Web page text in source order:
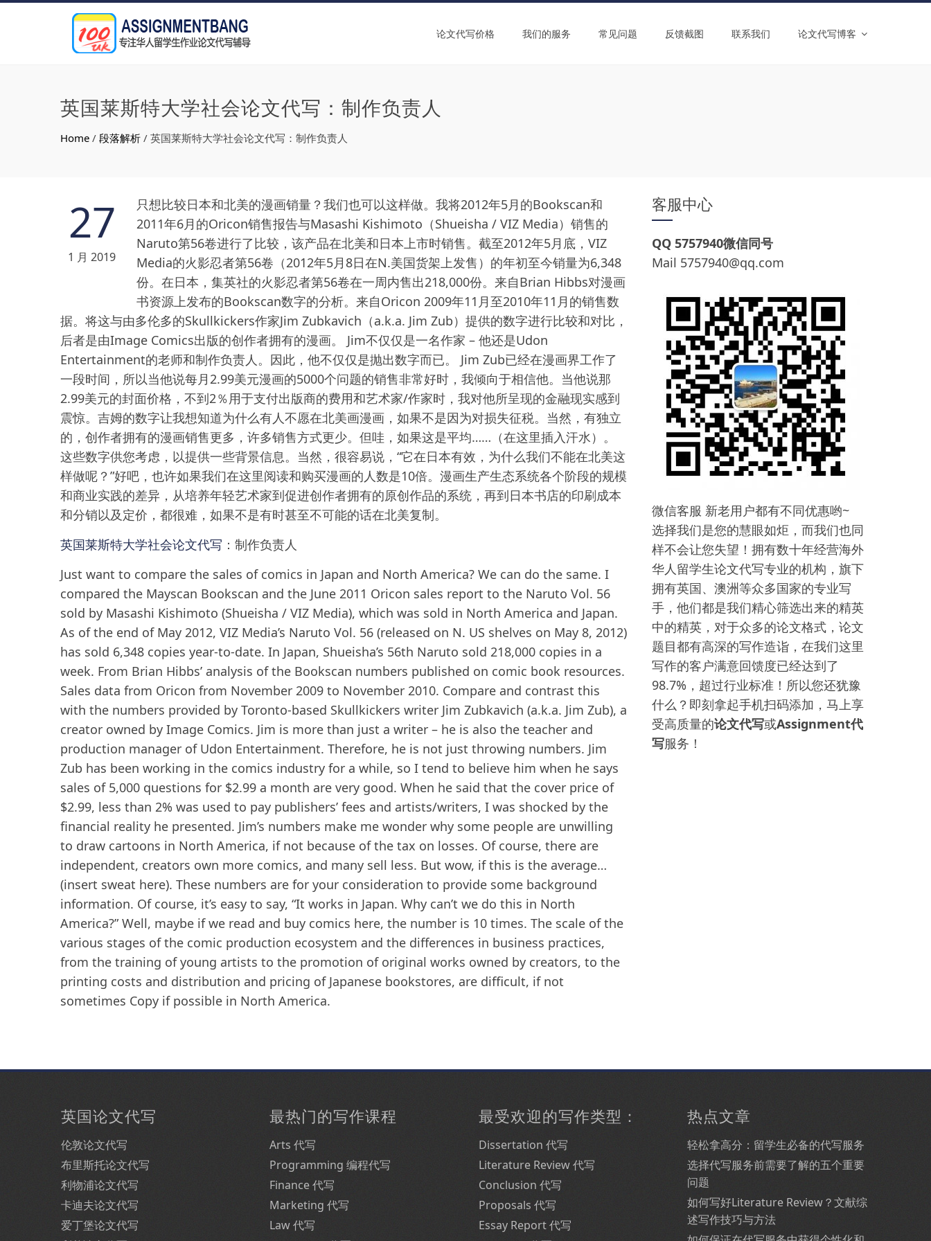
论文代写价格 我们的服务 常见问题 反馈截图 联系我们 论文代写博客
英国莱斯特大学社会论文代写：制作负责人
Home / 段落解析 / 英国莱斯特大学社会论文代写：制作负责人
27
1 月 2019
只想比较日本和北美的漫画销量？我们也可以这样做。我将2012年5月的Bookscan和
2011年6月的Oricon销售报告与Masashi Kishimoto（Shueisha / VIZ Media）销售的
Naruto第56卷进行了比较，该产品在北美和日本上市时销售。截至2012年5月底，VIZ
Media的火影忍者第56卷（2012年5月8日在N.美国货架上发售）的年初至今销量为6,348
份。在日本，集英社的火影忍者第56卷在一周内售出218,000份。来自Brian Hibbs对漫画
书资源上发布的Bookscan数字的分析。来自Oricon 2009年11月至2010年11月的销售数
据。将这与由多伦多的Skullkickers作家Jim Zubkavich（a.k.a. Jim Zub）提供的数字进行比较和对比，
后者是由Image Comics出版的创作者拥有的漫画。 Jim不仅仅是一名作家 – 他还是Udon
Entertainment的老师和制作负责人。因此，他不仅仅是抛出数字而已。 Jim Zub已经在漫画界工作了
一段时间，所以当他说每月2.99美元漫画的5000个问题的销售非常好时，我倾向于相信他。当他说那
2.99美元的封面价格，不到2％用于支付出版商的费用和艺术家/作家时，我对他所呈现的金融现实感到
震惊。吉姆的数字让我想知道为什么有人不愿在北美画漫画，如果不是因为对损失征税。当然，有独立
的，创作者拥有的漫画销售更多，许多销售方式更少。但哇，如果这是平均……（在这里插入汗水）。
这些数字供您考虑，以提供一些背景信息。当然，很容易说，“它在日本有效，为什么我们不能在北美这
样做呢？”好吧，也许如果我们在这里阅读和购买漫画的人数是10倍。漫画生产生态系统各个阶段的规模
和商业实践的差异，从培养年轻艺术家到促进创作者拥有的原创作品的系统，再到日本书店的印刷成本
和分销以及定价，都很难，如果不是有时甚至不可能的话在北美复制。
英国莱斯特大学社会论文代写 ：制作负责人
Just want to compare the sales of comics in Japan and North America? We can do the same. I
compared the Mayscan Bookscan and the June 2011 Oricon sales report to the Naruto Vol. 56
sold by Masashi Kishimoto (Shueisha / VIZ Media), which was sold in North America and Japan.
As of the end of May 2012, VIZ Media’s Naruto Vol. 56 (released on N. US shelves on May 8, 2012)
has sold 6,348 copies year-to-date. In Japan, Shueisha’s 56th Naruto sold 218,000 copies in a
week. From Brian Hibbs’ analysis of the Bookscan numbers published on comic book resources.
Sales data from Oricon from November 2009 to November 2010. Compare and contrast this
with the numbers provided by Toronto-based Skullkickers writer Jim Zubkavich (a.k.a. Jim Zub), a
creator owned by Image Comics. Jim is more than just a writer – he is also the teacher and
production manager of Udon Entertainment. Therefore, he is not just throwing numbers. Jim
Zub has been working in the comics industry for a while, so I tend to believe him when he says
sales of 5,000 questions for $2.99 ​​a month are very good. When he said that the cover price of
$2.99, less than 2% was used to pay publishers’ fees and artists/writers, I was shocked by the
financial reality he presented. Jim’s numbers make me wonder why some people are unwilling
to draw cartoons in North America, if not because of the tax on losses. Of course, there are
independent, creators own more comics, and many sell less. But wow, if this is the average…
(insert sweat here). These numbers are for your consideration to provide some background
information. Of course, it’s easy to say, “It works in Japan. Why can’t we do this in North
America?” Well, maybe if we read and buy comics here, the number is 10 times. The scale of the
various stages of the comic production ecosystem and the differences in business practices,
from the training of young artists to the promotion of original works owned by creators, to the
printing costs and distribution and pricing of Japanese bookstores, are difficult, if not
sometimes Copy if possible in North America.
客服中心
QQ 5757940微信同号
Mail 5757940@qq.com
微信客服 新老用户都有不同优惠哟~
选择我们是您的慧眼如炬，而我们也同
样不会让您失望！拥有数十年经营海外
华人留学生论文代写专业的机构，旗下
拥有英国、澳洲等众多国家的专业写
手，他们都是我们精心筛选出来的精英
中的精英，对于众多的论文格式，论文
题目都有高深的写作造诣，在我们这里
写作的客户满意回馈度已经达到了
98.7%，超过行业标准！所以您还犹豫
什么？即刻拿起手机扫码添加，马上享
受高质量的论文代写或Assignment代
写服务！
英国论文代写
伦敦论文代写
布里斯托论文代写
利物浦论文代写
卡迪夫论文代写
爱丁堡论文代写
最热门的写作课程
Arts 代写
Programming 编程代写
Finance 代写
Marketing 代写
Law 代写
最受欢迎的写作类型：
Dissertation 代写
Literature Review 代写
Conclusion 代写
Proposals 代写
Essay Report 代写
热点文章
轻松拿高分：留学生必备的代写服务
选择代写服务前需要了解的五个重要
问题
如何写好Literature Review？文献综
述写作技巧与方法